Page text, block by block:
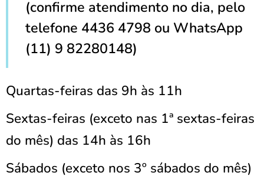
(confirme atendimento no dia, pelo
telefone 4436 4798 ou WhatsApp
(11) 9 82280148)
Quartas-feiras das 9h às 11h
Sextas-feiras (exceto nas 1ª sextas-feiras
do mês) das 14h às 16h
Sábados (exceto nos 3º sábados do mês)